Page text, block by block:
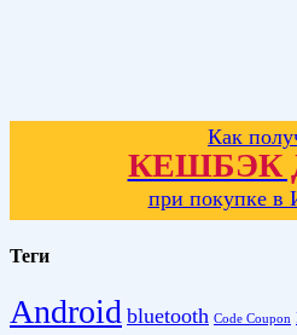
Как
КЕШБЭК
при покупке в
Теги
Android bluetooth Code Coupon